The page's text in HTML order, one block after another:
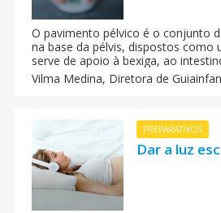
O pavimento pélvico é o conjunto
na base da pélvis, dispostos como
serve de apoio à bexiga, ao
Poderia se dizer que se divide em
onde se encontram a vagina e a
Vilma Medina, Diretora de
PREPARATIVOS
Dar a luz